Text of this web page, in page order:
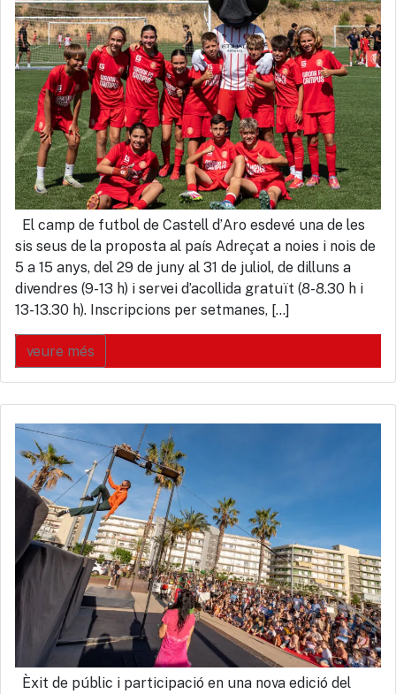
El camp de futbol de Castell d’Aro esdevé una de les
sis seus de la proposta al país Adreçat a noies i nois de
5 a 15 anys, del 29 de juny al 31 de juliol, de dilluns a
divendres (9-13 h) i servei d’acollida gratuït (8-8.30 h i
13-13.30 h). Inscripcions per setmanes, […]
veure més
Èxit de públic i participació en una nova edició del